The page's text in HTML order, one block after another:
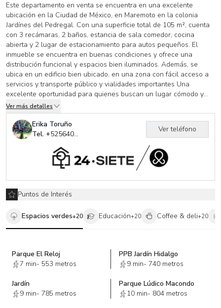
Este departamento en venta se encuentra en una excelente
ubicación en la Ciudad de México, en Maremoto en la colonia
Jardínes del Pedregal. Con una superficie total de 105 m², cuenta
con 3 recámaras, 2 baños, estancia de sala comedor, cocina
abierta y 2 lugar de estacionamiento para autos pequeños. El
inmueble se encuentra en buenas condiciones y ofrece una
distribución funcional y espacios bien iluminados. Además, se
ubica en un edificio bien ubicado, en una zona con fácil acceso a
servicios y transporte público y vialidades importantes Una
excelente oportunidad para quienes buscan un lugar cómodo y
bien ubicado en la capital mexicana. Agenda tu cita para
conocerlo!!!
Ver más detalles
Erika Toruño
Tel. +525640037961
Ver teléfono
Puntos de Interés
Espacios verdes+20 Educación+20 Coffee & deli+20
Parque El Reloj
7 min- 553 metros
PPB Jardín Hidalgo
9 min- 740 metros
Jardín
9 min- 785 metros
Parque Lúdico Macondo
10 min- 804 metros